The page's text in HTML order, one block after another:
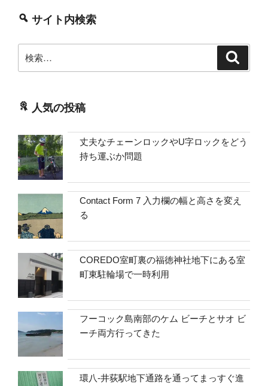
サイト内検索
索:
人気の投稿
丈夫なチェーンロックやU字ロックをどう
持ち運ぶか問題
Contact Form 7 入力欄の幅と高さを変え
る
COREDO室町裏の福徳神社地下にある室
町東駐輪場で一時利用
フーコック島南部のケム ビーチとサオ ビ
ーチ両方行ってきた
環八-井荻駅地下通路を通ってまっすぐ進